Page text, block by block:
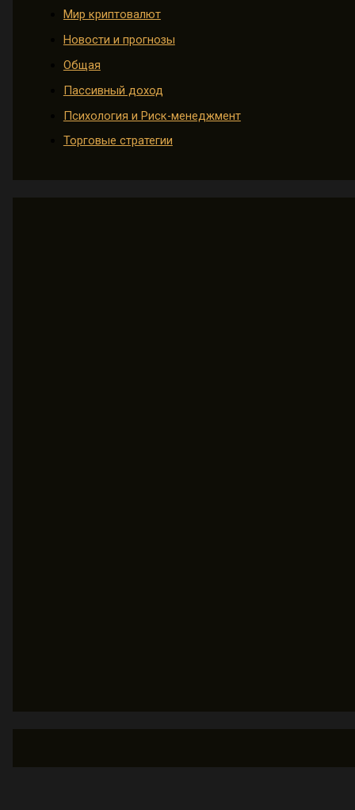
Мир криптовалют
Новости и прогнозы
Общая
Пассивный доход
Психология и Риск-менеджмент
Торговые стратегии